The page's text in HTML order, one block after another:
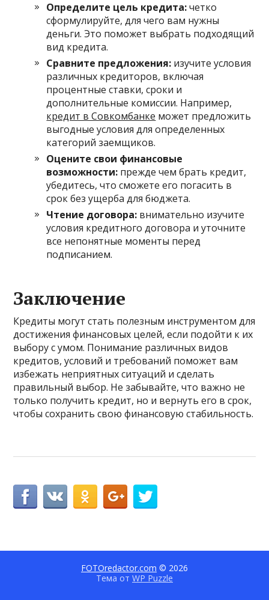
Определите цель кредита:четко
сформулируйте, для чего вам нужны
деньги. Это поможет выбрать подходящий
вид кредита.
Сравните предложения: изучите условия
различных кредиторов, включая
процентные ставки, сроки и
дополнительные комиссии. Например,
кредит в Совкомбанке может предложить
выгодные условия для определенных
категорий заемщиков.
Оцените свои финансовые
возможности: прежде чем брать кредит,
убедитесь, что сможете его погасить в
срок без ущерба для бюджета.
Чтение договора: внимательно изучите
условия кредитного договора и уточните
все непонятные моменты перед
подписанием.
Заключение
Кредиты могут стать полезным инструментом для
достижения финансовых целей, если подойти к их
выбору с умом. Понимание различных видов
кредитов, условий и требований поможет вам
избежать неприятных ситуаций и сделать
правильный выбор. Не забывайте, что важно не
только получить кредит, но и вернуть его в срок,
чтобы сохранить свою финансовую стабильность.
FOTOredactor.com © 2026
Тема от WP Puzzle